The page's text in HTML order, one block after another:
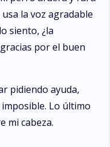
la voz agradable
siento, ¿la
por el buen
pidiendo ayuda,
Lo último
mi cabeza.